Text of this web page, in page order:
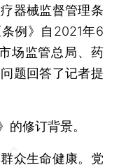
器械监督管理条
例》自2021年6
场监管总局、药
题回答了记者提
修订背景。
众生命健康。党